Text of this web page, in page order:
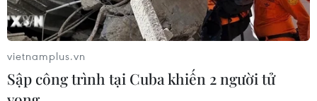
Link xem trực tiếp trận đội tuyển Lào
vietnamplus.vn
Sập công trình tại Cuba khiến 2 người tử